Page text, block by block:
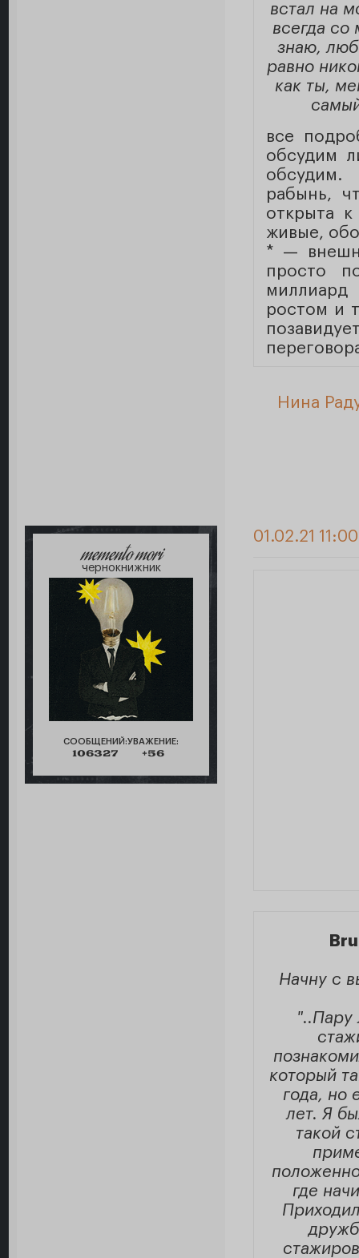
встал на
всегда со
знаю,
равно
как ты,
все
обсудим
обсудим.
рабынь,
открыта
живые,
* —
просто
миллиард
ростом и
Нина
memento mori
чернокнижник
СООБЩЕНИЙ:
106327
УВАЖЕНИЕ:
+56
01.02.21
Начну с
"..Пару
который
года, но
лет. Я
такой
где